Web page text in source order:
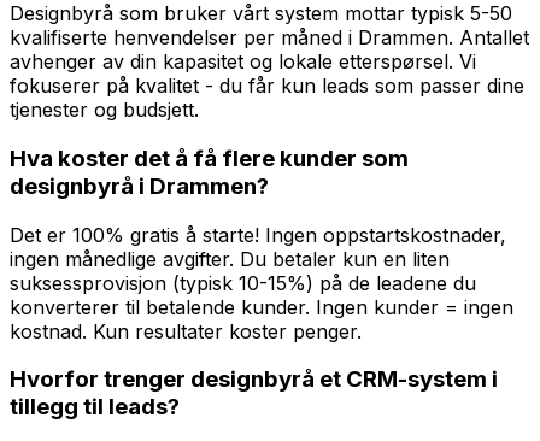
Designbyrå som bruker vårt system mottar typisk 5-50
kvalifiserte henvendelser per måned i Drammen. Antallet
avhenger av din kapasitet og lokale etterspørsel. Vi
fokuserer på kvalitet - du får kun leads som passer dine
tjenester og budsjett.
Hva koster det å få flere kunder som
designbyrå i Drammen?
Det er 100% gratis å starte! Ingen oppstartskostnader,
ingen månedlige avgifter. Du betaler kun en liten
suksessprovisjon (typisk 10-15%) på de leadene du
konverterer til betalende kunder. Ingen kunder = ingen
kostnad. Kun resultater koster penger.
Hvorfor trenger designbyrå et CRM-system i
tillegg til leads?